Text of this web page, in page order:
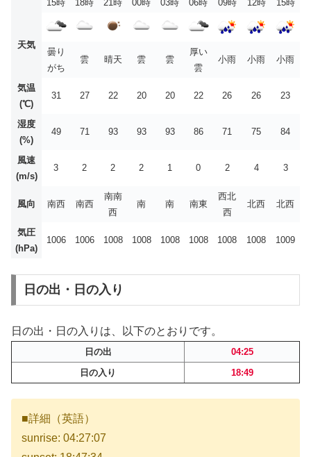
15時
18時
21時
00時
03時
06時
09時
12時
15時
天気
曇り
がち
雲 晴天 雲 雲
厚い
雲
小雨 小雨 小雨
気温
(℃)
31 27 22 20 20 22 26 26 23
湿度
(%)
49 71 93 93 93 86 71 75 84
風速
(m/s)
3 2 2 2 1 0 2 4 3
風向 南西 南西
南南
西
南 南 南東
西北
西
北西 北西
気圧
(hPa)
1006 1006 1008 1008 1008 1008 1008 1008 1009
日の出・日の入り
日の出・日の入りは、以下のとおりです。
日の出
04:25
日の入り
18:49
■詳細（英語）
sunrise: 04:27:07